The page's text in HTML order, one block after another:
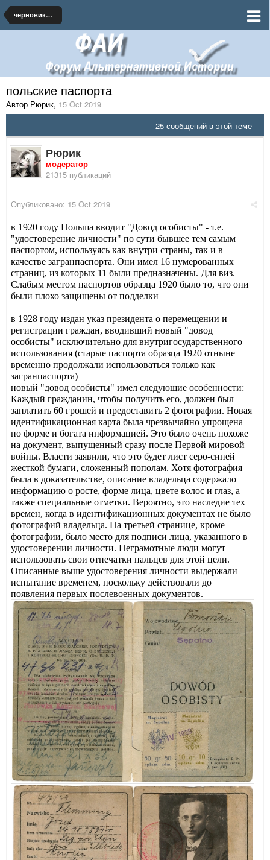
черновики и наброски по миру
польские паспорта
Автор Рюрик, 15 Oct 2019
25 сообщений в этой теме
Рюрик
модератор
21315 публикаций
Опубликовано: 15 Oct 2019
в 1920 году Польша вводит "Довод особисты" - т.е.
"удостоверение личности" по сути бывшее тем самым
паспортом, используясь как внутри страны, так и в
качестве загранпаспорта. Они имел 16 нумерованных
страниц, из которых 11 были предназначены. Для виз.
Слабым местом паспортов образца 1920 было то, что они
были плохо защищены от подделки
в 1928 году издан указ президента о перемещении и
регистрации граждан, вводивший новый "довод
особисты" исключительно для внутригосударственного
использования (старые паспорта образца 1920 отныне
временно продолжали использоваться только как
загранпаспорта)
новый "довод особисты" имел следующие особенности:
Каждый гражданин, чтобы получить его, должен был
заплатить 60 грошей и предоставить 2 фотографии. Новая
идентификационная карта была чрезвычайно упрощена
по форме и богата информацией. Это было очень похоже
на документ, выпущенный сразу после Первой мировой
войны. Власти заявили, что это будет лист серо-синей
жесткой бумаги, сложенный пополам. Хотя фотография
была в доказательстве, описание владельца содержало
информацию о росте, форме лица, цвете волос и глаз, а
также специальные отметки. Вероятно, это наследие тех
времен, когда в идентификационных документах не было
фотографий владельца. На третьей странице, кроме
фотографии, было место для подписи лица, указанного в
удостоверении личности. Неграмотные люди могут
использовать свои отпечатки пальцев для этой цели.
Описанные выше удостоверения личности выдержали
испытание временем, поскольку действовали до
появления первых послевоенных документов.